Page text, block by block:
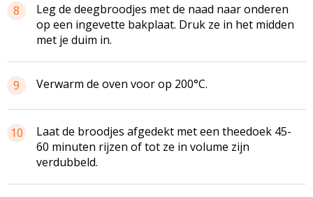
8 Leg de deegbroodjes met de naad naar onderen
op een ingevette bakplaat. Druk ze in het midden
met je duim in.
9 Verwarm de oven voor op 200°C.
10
Laat de broodjes afgedekt met een theedoek 45-
60 minuten rijzen of tot ze in volume zijn
verdubbeld.